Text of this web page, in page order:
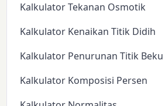
Kalkulator Tekanan Osmotik
Kalkulator Kenaikan Titik Didih
Kalkulator Penurunan Titik Beku
Kalkulator Komposisi Persen